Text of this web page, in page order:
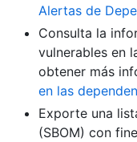
Alertas de
Consulta la
vulnerables en
obtener más
en las
Exporte una
(SBOM) con